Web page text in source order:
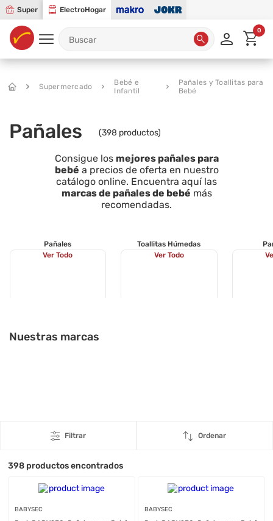
Super ElectroHogar
0
Supermercado
Bebé e
Infantil
Pañales y Toallitas para
Bebé
Pañales (398 productos)
Consigue los mejores pañales para
bebé a precios de oferta en nuestro
catálogo online. Encuentra aquí las
marcas de pañales de bebé más
recomendadas.
Pañales
Ver Todo
Toallitas Húmedas
Ver Todo
Nuestras marcas
Filtrar Ordenar
398 productos encontrados
BABYSEC BABYSEC